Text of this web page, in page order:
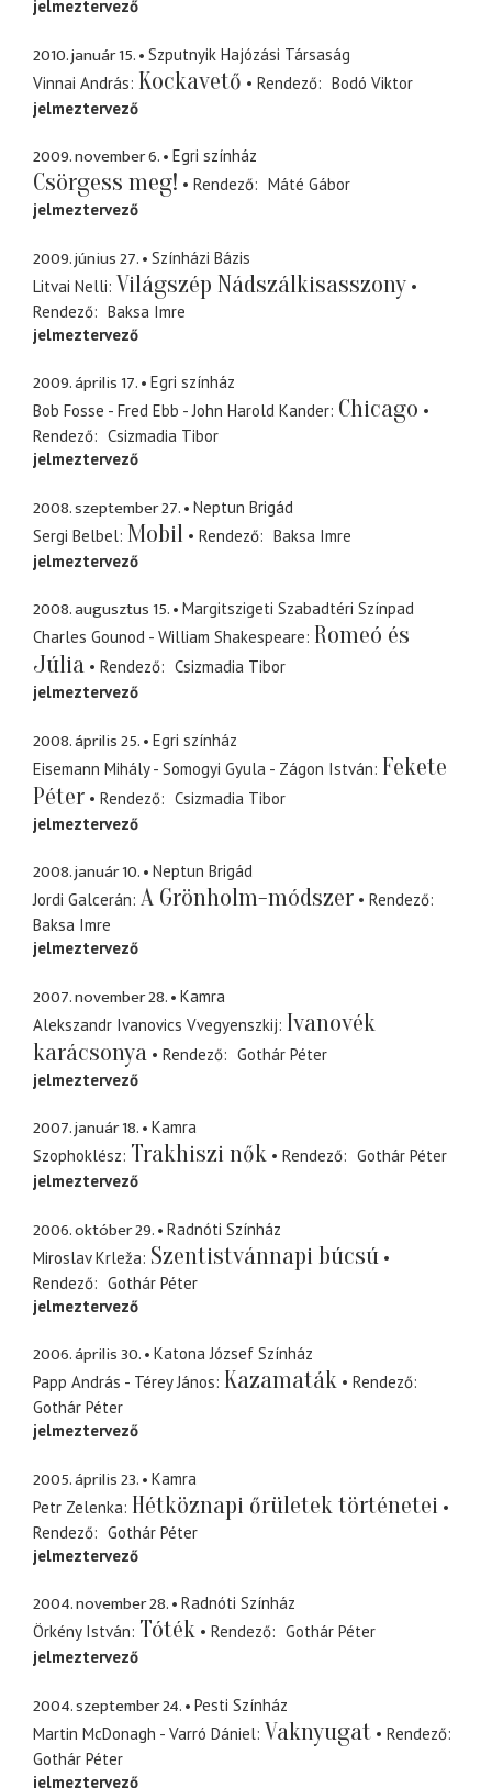
jelmeztervező
2010. január 15.
Szputnyik Hajózási Társaság
Vinnai András Kockavető Rendező
Bodó Viktor
jelmeztervező
2009. november 6. Egri színház
Csörgess meg! Rendező
Máté Gábor
jelmeztervező
2009. június 27.
Színházi Bázis
Litvai Nelli Világszép Nádszálkisasszony
Rendező
Baksa Imre
jelmeztervező
2009. április 17.
Egri színház
Bob Fosse - Fred Ebb - John Harold Kander Chicago
Rendező
Csizmadia Tibor
jelmeztervező
2008. szeptember 27.
Neptun Brigád
Sergi Belbel Mobil Rendező
Baksa Imre
jelmeztervező
2008. augusztus 15.
Margitszigeti Szabadtéri Színpad
Charles Gounod - William Shakespeare Romeó és
Júlia
Rendező
Csizmadia Tibor
jelmeztervező
2008. április 25.
Egri színház
Eisemann Mihály - Somogyi Gyula - Zágon István Fekete
Péter
Rendező
Csizmadia Tibor
jelmeztervező
2008. január 10.
Neptun Brigád
Jordi Galcerán A Grönholm-módszer
Rendező
Baksa Imre
jelmeztervező
2007. november 28.
Kamra
Alekszandr Ivanovics Vvegyenszkij Ivanovék
karácsonya
Rendező
Gothár Péter
jelmeztervező
2007. január 18.
Kamra
Szophoklész Trakhiszi nők Rendező
Gothár Péter
jelmeztervező
2006. október 29.
Radnóti Színház
Miroslav Krleža Szentistvánnapi búcsú
Rendező
Gothár Péter
jelmeztervező
2006. április 30.
Katona József Színház
Papp András - Térey János Kazamaták
Rendező
Gothár Péter
jelmeztervező
2005. április 23.
Kamra
Petr Zelenka Hétköznapi őrületek történetei
Rendező
Gothár Péter
jelmeztervező
2004. november 28.
Radnóti Színház
Örkény István Tóték Rendező
Gothár Péter
jelmeztervező
2004. szeptember 24.
Pesti Színház
Martin McDonagh - Varró Dániel Vaknyugat
Rendező
Gothár Péter
jelmeztervező